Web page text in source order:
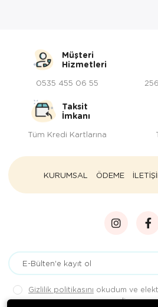
Müşteri
Hizmetleri
0535 455 06 55
Taksit
İmkanı
Tüm Kredi Kartlarına
KURUMSAL ÖDEME
Gizlilik politikasını okudum ve
ediyorum.